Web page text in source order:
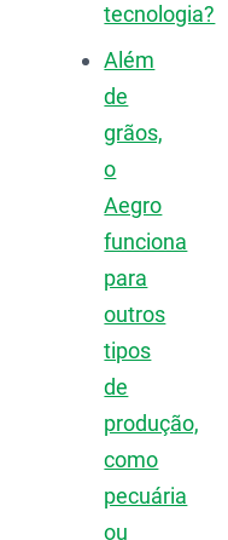
tecnologia?
Além
de
grãos,
o
Aegro
funciona
para
outros
tipos
de
produção,
como
pecuária
ou